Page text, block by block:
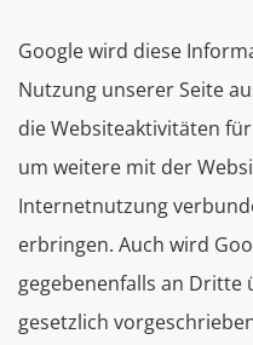
Google wird diese
Nutzung unserer Seite
die Websiteaktivitäten
um weitere mit der
Internetnutzung
erbringen. Auch wird
gegebenenfalls an Dritte
gesetzlich